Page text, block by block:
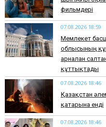
фильмдері
07.08.2026 18:59
Мемлекет
облысының
арналған
құттықтады
07.08.2026 18:46
Қазақстан
қатарына енді
07.08.2026 18:46